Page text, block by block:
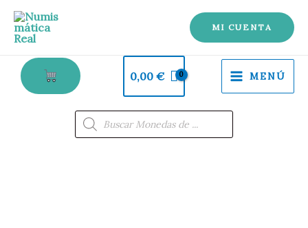
MI CUENTA
0,00 € MENÚ
Búsqueda
de
productos